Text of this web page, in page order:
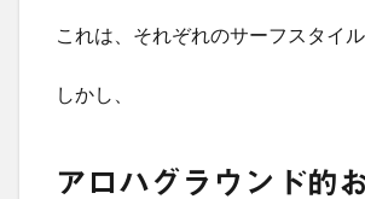
これは、それぞれのサーフスタイ
しかし、
アロハグラウンド的